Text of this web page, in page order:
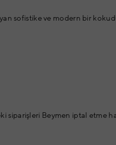
sofistike ve modern bir
Beymen iptal etme